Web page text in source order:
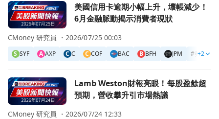
前往美國信用卡逾期小幅上升，壞帳減少！6月金融脈動揭示
美國信用卡逾期小幅上升，壞帳減少！
6月金融脈動揭示消費者現狀
S SYF A AXP C C C COF BAC B BFH JPM #美股
+2
CMoney 研究員 ・ 2026/07/25 00:03
前往Lamb Weston財報亮眼！每股盈餘超預期，營收攀升引
Lamb Weston財報亮眼！每股盈餘超
預期，營收攀升引市場熱議
CMoney 研究員 ・ 2026/07/24 12:33